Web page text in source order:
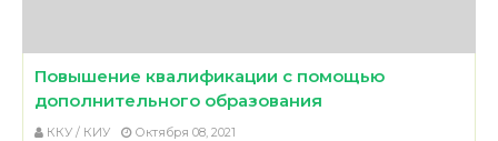
Повышение квалификации с помощью
дополнительного образования
ККУ / КИУ Октября 08, 2021